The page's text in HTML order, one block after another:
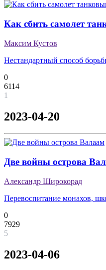
Как сбить самолет
Максим Кустов
Нестандартный способ
0
6114
1
2023-04-20
Две войны острова
Александр Широкорад
Перевоспитание монахов,
0
7929
5
2023-04-06